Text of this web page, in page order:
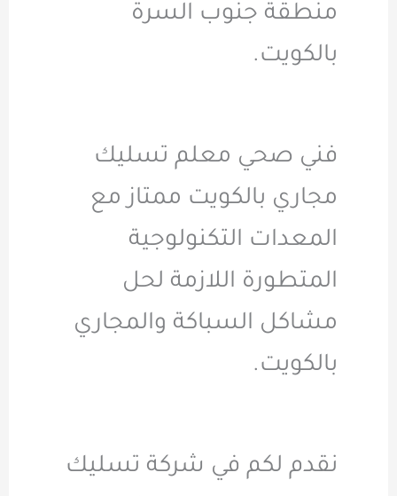
منطقة جنوب السرة
بالكويت.
فني صحي معلم تسليك
مجاري بالكويت ممتاز مع
المعدات التكنولوجية
المتطورة اللازمة لحل
مشاكل السباكة والمجاري
بالكويت.
نقدم لكم في شركة تسليك